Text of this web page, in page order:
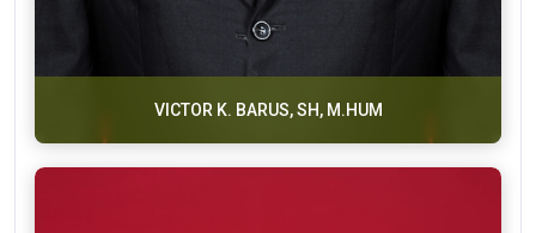
VICTOR K. BARUS, SH, M.HUM